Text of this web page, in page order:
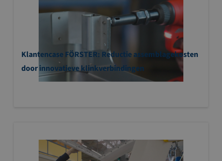
Klantencase FÖRSTER: Reductie assemblagekosten
door innovatieve klinkverbindingen